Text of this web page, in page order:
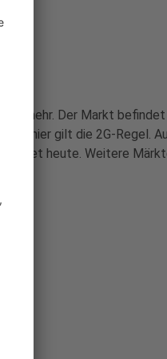
mehr. Der Markt
hier gilt die 2G-Regel.
öffnet heute. Weitere